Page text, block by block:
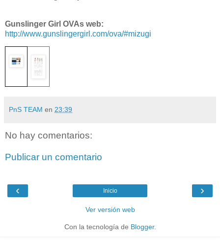
Gunslinger Girl OVAs web:
http://www.gunslingergirl.com/ova/#mizugi
PnS TEAM en 23:39
No hay comentarios:
Publicar un comentario
‹ ›
Inicio
Ver versión web
Con la tecnología de Blogger.